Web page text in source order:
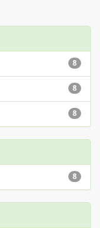
8
8
8
8